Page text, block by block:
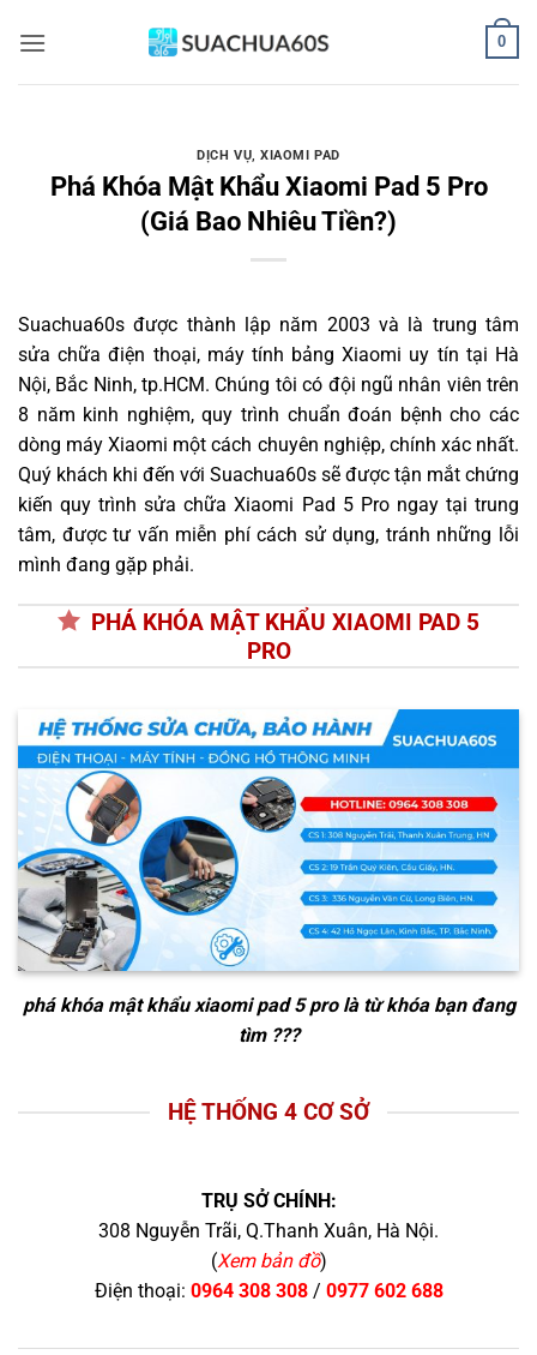
qua
0
DỊCH VỤ,XIAOMI PAD
Phá Khóa Mật Khẩu Xiaomi Pad 5 Pro
(Giá Bao Nhiêu Tiền?)
Suachua60s được thành lập năm 2003 và là trung tâm
sửa chữa điện thoại, máy tính bảng Xiaomi uy tín tại Hà
Nội, Bắc Ninh, tp.HCM. Chúng tôi có đội ngũ nhân viên trên
8 năm kinh nghiệm, quy trình chuẩn đoán bệnh cho các
dòng máy Xiaomi một cách chuyên nghiệp, chính xác nhất.
Quý khách khi đến với Suachua60s sẽ được tận mắt chứng
kiến quy trình sửa chữa Xiaomi Pad 5 Pro ngay tại trung
tâm, được tư vấn miễn phí cách sử dụng, tránh những lỗi
mình đang gặp phải.
PHÁ KHÓA MẬT KHẨU XIAOMI PAD 5
PRO
phá khóa mật khẩu xiaomi pad 5 prolà từ khóa bạn đang
tìm ???
HỆ THỐNG 4 CƠ SỞ
TRỤ SỞ CHÍNH:
308 Nguyễn Trãi, Q.Thanh Xuân, Hà Nội.
(Xem bản đồ)
Điện thoại: 0964 308 308/ 0977 602 688